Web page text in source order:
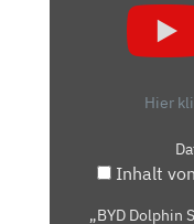
NEUEN
KLEINWAGEN
Hier
Inhalt
„BYD Dolphin